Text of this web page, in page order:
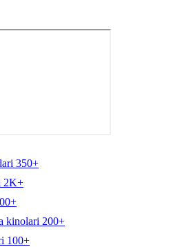
350+
2K+
kinolari 200+
100+